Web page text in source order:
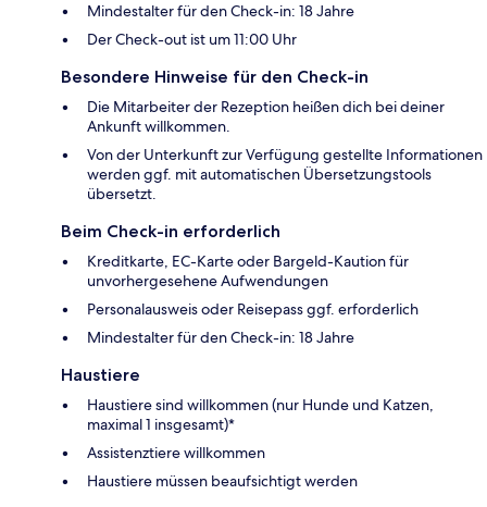
Mindestalter für den Check-in: 18 Jahre
Der Check-out ist um 11:00 Uhr
Besondere Hinweise für den Check-in
Die Mitarbeiter der Rezeption heißen dich bei deiner
Ankunft willkommen.
Von der Unterkunft zur Verfügung gestellte Informationen
werden ggf. mit automatischen Übersetzungstools
übersetzt.
Beim Check-in erforderlich
Kreditkarte, EC-Karte oder Bargeld-Kaution für
unvorhergesehene Aufwendungen
Personalausweis oder Reisepass ggf. erforderlich
Mindestalter für den Check-in: 18 Jahre
Haustiere
Haustiere sind willkommen (nur Hunde und Katzen,
maximal 1 insgesamt)*
Assistenztiere willkommen
Haustiere müssen beaufsichtigt werden